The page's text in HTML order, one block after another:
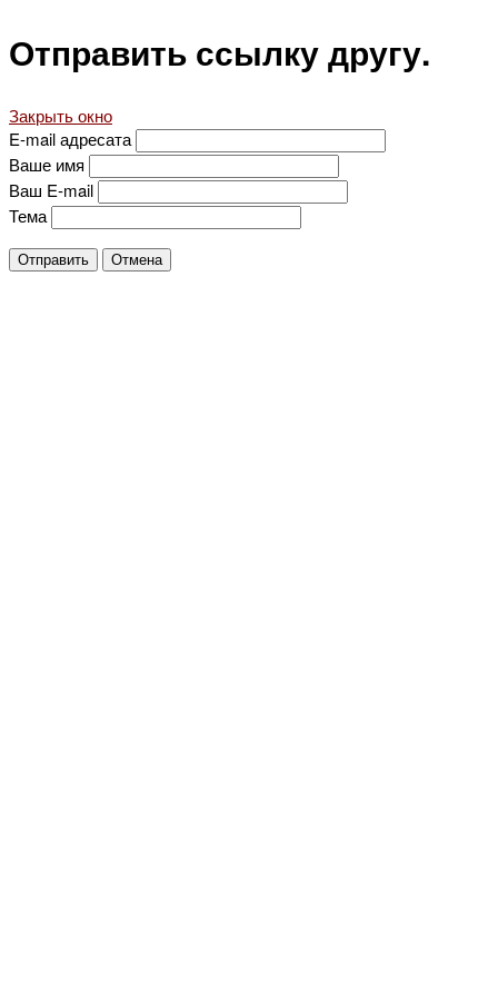
Отправить ссылку другу.
Закрыть окно
E-mail адресата
Ваше имя
Ваш E-mail
Тема
Отправить Отмена